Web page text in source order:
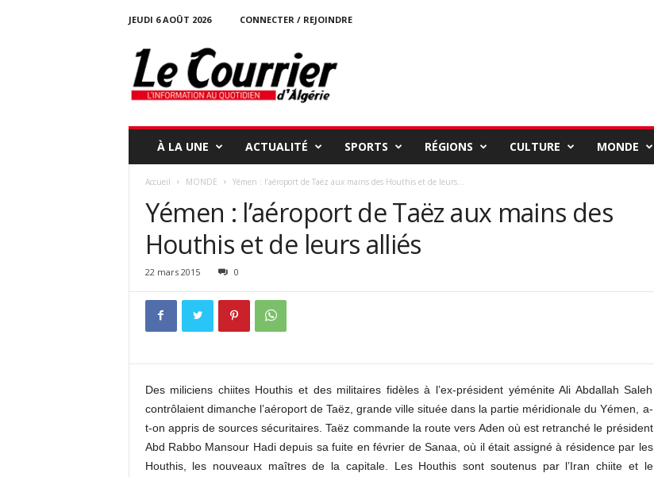
JEUDI 6 AOÛT 2026
CONNECTER / REJOINDRE
o
u
À LA UNE ACTUALITÉ SPORTS RÉGIONS CULTURE MONDE
Accueil MONDE Yémen : l’aéroport de Taëz aux mains des Houthis et de leurs...
Yémen : l’aéroport de Taëz aux mains des
Houthis et de leurs alliés
22 mars 2015 0
Des miliciens chiites Houthis et des militaires fidèles à l’ex-président yéménite Ali Abdallah Saleh
contrôlaient dimanche l’aéroport de Taëz, grande ville située dans la partie méridionale du Yémen, a-
t-on appris de sources sécuritaires. Taëz commande la route vers Aden où est retranché le président
Abd Rabbo Mansour Hadi depuis sa fuite en février de Sanaa, où il était assigné à résidence par les
Houthis, les nouveaux maîtres de la capitale. Les Houthis sont soutenus par l’Iran chiite et le